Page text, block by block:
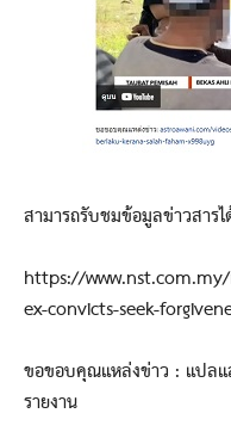
สามารถรับชมข้อมูลข่าวสาร
https://
ex-convicts-seek-
ขอขอบคุณแหล่งข่าว : แปลแ
รายงาน